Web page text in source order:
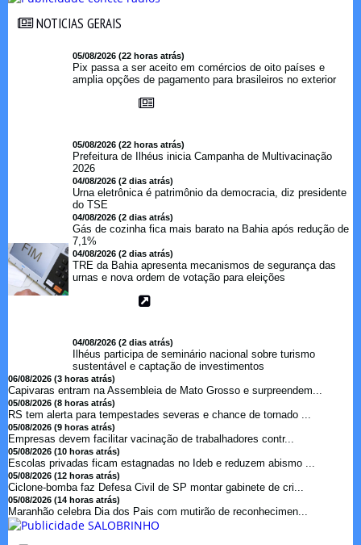
NOTICIAS GERAIS
05/08/2026 (22 horas atrás)
Pix passa a ser aceito em comércios de oito países e
amplia opções de pagamento para brasileiros no exterior
05/08/2026 (22 horas atrás)
Prefeitura de Ilhéus inicia Campanha de Multivacinação
2026
04/08/2026 (2 dias atrás)
Urna eletrônica é patrimônio da democracia, diz presidente
do TSE
04/08/2026 (2 dias atrás)
Gás de cozinha fica mais barato na Bahia após redução de
7,1%
04/08/2026 (2 dias atrás)
TRE da Bahia apresenta mecanismos de segurança das
urnas e nova ordem de votação para eleições
04/08/2026 (2 dias atrás)
Ilhéus participa de seminário nacional sobre turismo
sustentável e captação de investimentos
06/08/2026 (3 horas atrás)
Capivaras entram na Assembleia de Mato Grosso e surpreendem...
05/08/2026 (8 horas atrás)
RS tem alerta para tempestades severas e chance de tornado ...
05/08/2026 (9 horas atrás)
Empresas devem facilitar vacinação de trabalhadores contr...
05/08/2026 (10 horas atrás)
Escolas privadas ficam estagnadas no Ideb e reduzem abismo ...
05/08/2026 (12 horas atrás)
Ciclone-bomba faz Defesa Civil de SP montar gabinete de cri...
05/08/2026 (14 horas atrás)
Maranhão celebra Dia dos Pais com mutirão de reconhecimen...